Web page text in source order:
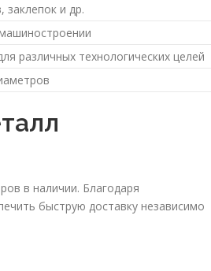
заклепок и др.
различных технологических целей
в наличии. Благодаря
быструю доставку независимо